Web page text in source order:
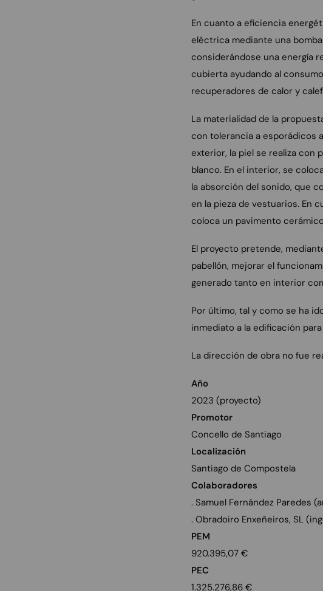
En cuanto a eficiencia
eléctrica mediante una
considerándose una energía
cubierta ayudando al
recuperadores de calor y
La materialidad de la
con tolerancia a esporádicos
exterior, la piel se realiza con
blanco. En el interior, se
la absorción del sonido, que
en la pieza de vestuarios. En
coloca un pavimento
El proyecto pretende,
pabellón, mejorar el
generado tanto en interior
Por último, tal y como se ha
inmediato a la edificación
La dirección de obra no fue
Año
2023 (proyecto)
Promotor
Concello de Santiago
Localización
Santiago de Compostela
Colaboradores
. Samuel Fernández Paredes
. Obradoiro Enxeñeiros, SL
PEM
920.395,07 €
PEC
1.325.276,86 €